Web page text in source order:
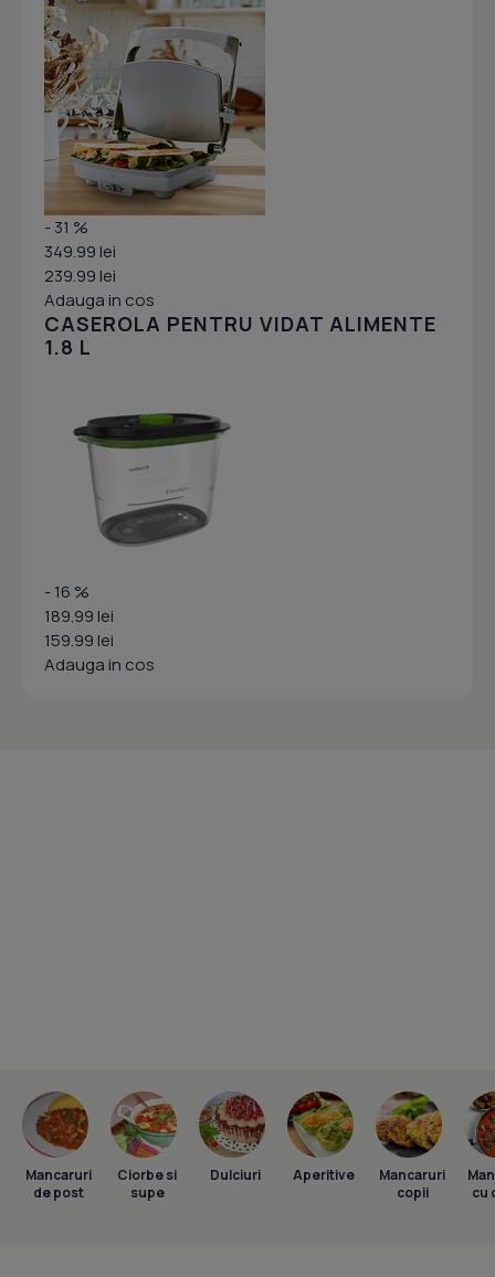
- 31 %
349.99 lei
239.99 lei
Adauga in cos
CASEROLA PENTRU VIDAT ALIMENTE
1.8 L
- 16 %
189.99 lei
159.99 lei
Adauga in cos
Mancaruri
de post
Ciorbe si
supe
Dulciuri Aperitive
Mancaruri
copii
cu